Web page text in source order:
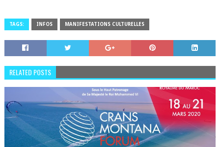
TAGS: INFOS MANIFESTATIONS CULTURELLES
RELATED POSTS